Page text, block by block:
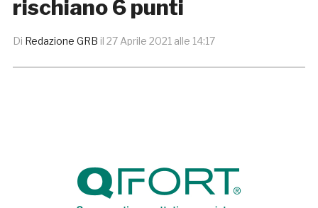
rischiano 6 punti
Di Redazione GRB il 27 Aprile 2021 alle 14:17